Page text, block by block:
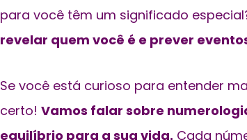
para você têm um significado
revelar quem você é e prever
Se você está curioso para entender
certo! Vamos falar sobre
equilíbrio para a sua vida. Cada